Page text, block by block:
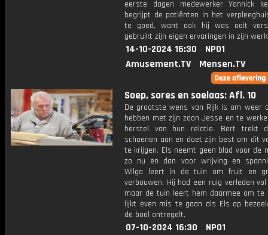
eerste dagen medewerker Yannick
begrijpt de patiënten in het
te goed, want ook hij was ooit
gebruikt zijn eigen ervaringen in zijn
14-10-2024 16:30
NPO1
Amusement.TV
Mensen.TV
Soep, sores en soelaas: Afl. 10
De grootste wens van Rijk is om weer
hebben met zijn zoon Jesse en te
herstel van hun relatie. Bert trekt
schoenen aan en doet zijn best om dit
te krijgen. Els neemt geen blad voor de
zo nu en dan voor wrijving en
Wilgo leert in de tuin om fruit en
verbouwen. Hij had een ruig verleden
maar de tuin leert hem daarmee om te
lijkt even mis te gaan als Els op
de boel ontregelt.
07-10-2024 16:30
NPO1